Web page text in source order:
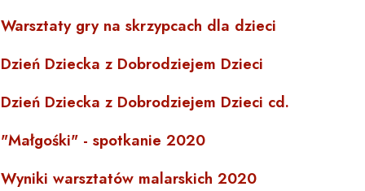
Warsztaty gry na skrzypcach dla dzieci
Dzień Dziecka z Dobrodziejem Dzieci
Dzień Dziecka z Dobrodziejem Dzieci cd.
"Małgośki" - spotkanie 2020
Wyniki warsztatów malarskich 2020